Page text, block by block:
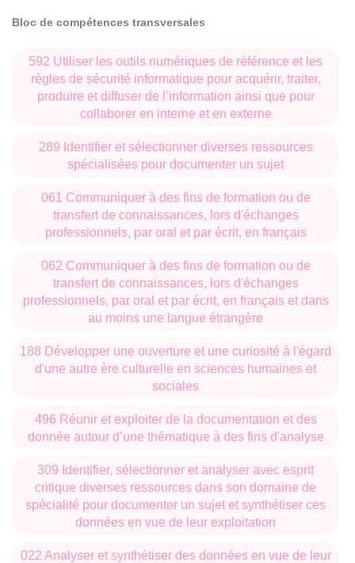
Bloc de compétences transversales
592 Utiliser les outils numériques de référence et les
règles de sécurité informatique pour acquérir, traiter,
produire et diffuser de l’information ainsi que pour
collaborer en interne et en externe
289 Identifier et sélectionner diverses ressources
spécialisées pour documenter un sujet
061 Communiquer à des fins de formation ou de
transfert de connaissances, lors d'échanges
professionnels, par oral et par écrit, en français
062 Communiquer à des fins de formation ou de
transfert de connaissances, lors d'échanges
professionnels, par oral et par écrit, en français et dans
au moins une langue étrangère
188 Développer une ouverture et une curiosité à l'égard
d'une autre ère culturelle en sciences humaines et
sociales
496 Réunir et exploiter de la documentation et des
donnée autour d’une thématique à des fins d'analyse
309 Identifier, sélectionner et analyser avec esprit
critique diverses ressources dans son domaine de
spécialité pour documenter un sujet et synthétiser ces
données en vue de leur exploitation
022 Analyser et synthétiser des données en vue de leur